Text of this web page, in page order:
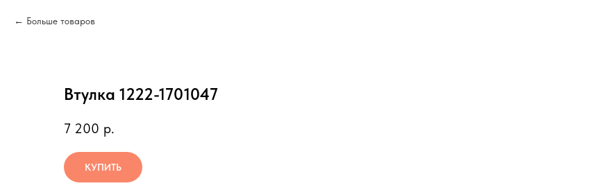
Больше товаров
Втулка 1222-1701047
7 200 р.
КУПИТЬ